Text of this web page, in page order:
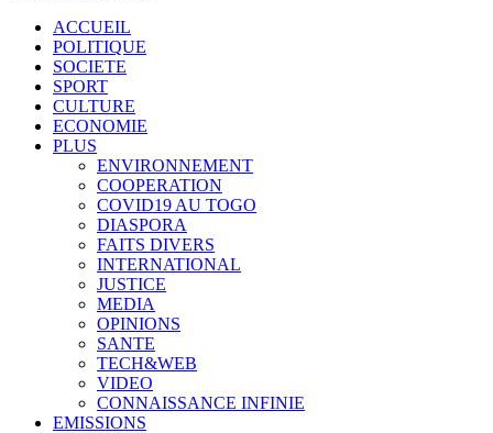
ACCUEIL
POLITIQUE
SOCIETE
SPORT
CULTURE
ECONOMIE
PLUS
ENVIRONNEMENT
COOPERATION
COVID19 AU TOGO
DIASPORA
FAITS DIVERS
INTERNATIONAL
JUSTICE
MEDIA
OPINIONS
SANTE
TECH&WEB
VIDEO
CONNAISSANCE INFINIE
EMISSIONS